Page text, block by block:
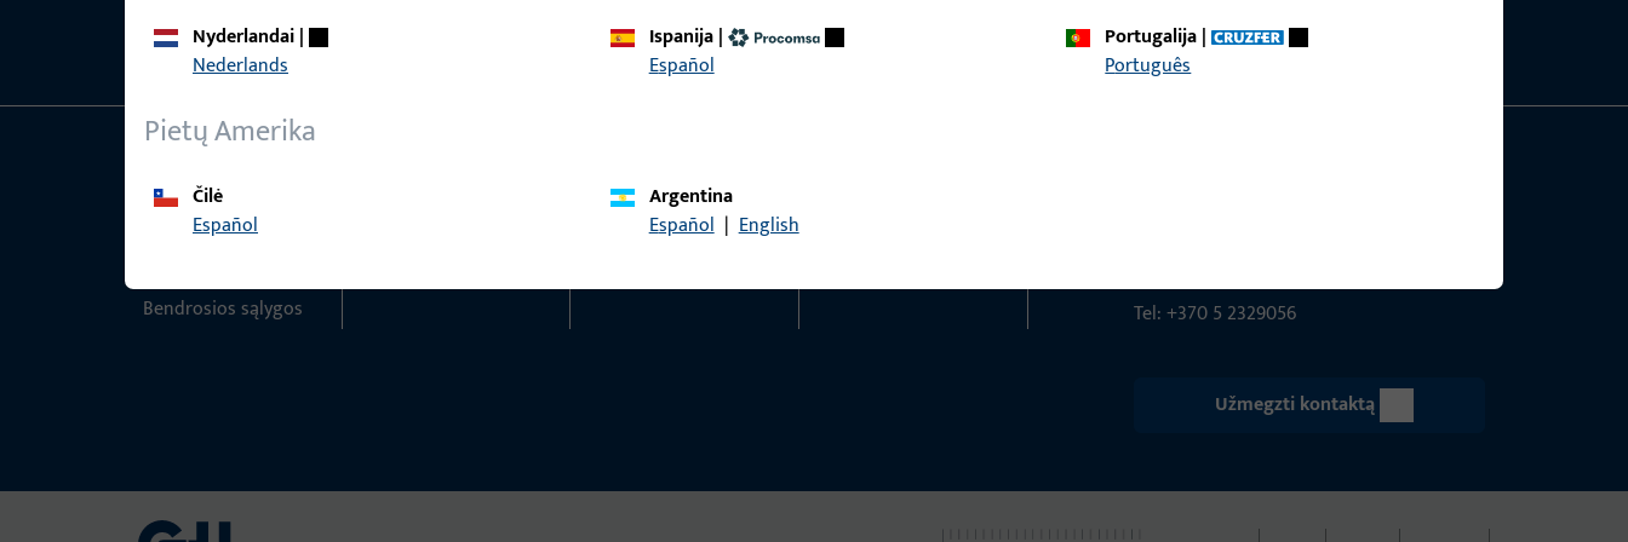
Susisiekite su mumis Paskambinkite mums
Nyderlandai|
Nederlands
Ispanija|
Español
Portugalija|
Português
Pietų Amerika
Čilė
Español
Argentina
Español | English
Bendra informacija
Impressum
Bendrosios sąlygos
Susisiekti
Tel: +370 5 2329056
Užmegzti kontaktą